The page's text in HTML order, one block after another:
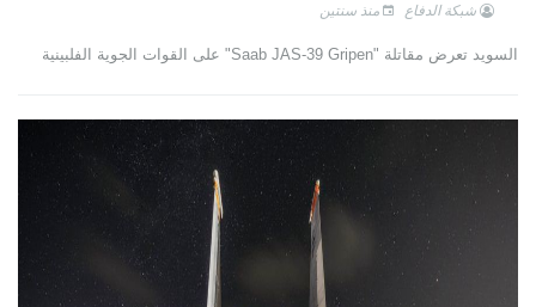
شبكة الدفاع منذ سنتين
السويد تعرض مقاتلة "Saab JAS-39 Gripen" على القوات الجوية الفلبينية